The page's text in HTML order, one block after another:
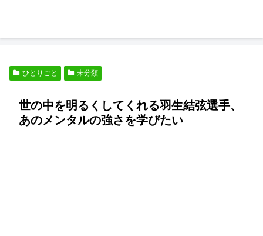
ひとりごと 未分類
世の中を明るくしてくれる羽生結弦選手、
あのメンタルの強さを学びたい